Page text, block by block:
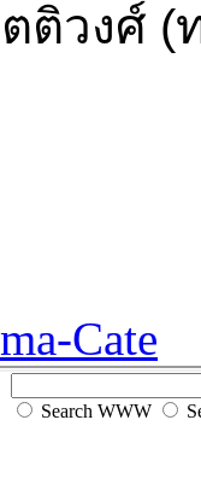
ติวงศ์ (
Cate
Search WWW